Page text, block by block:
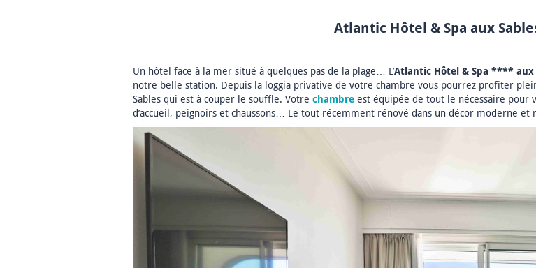
Atlantic Hôtel & Spa aux
Un hôtel face à la mer situé à quelques pas de la plage… L’Atlantic Hôtel & Spa **** aux
notre belle station. Depuis la loggia privative de votre chambre vous pourrez profiter
Sables qui est à couper le souffle. Votre chambreest équipée de tout le nécessaire pour
d’accueil, peignoirs et chaussons… Le tout récemment rénové dans un décor moderne et